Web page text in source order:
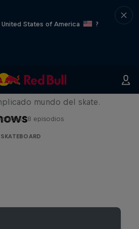
States of America
?
Forward
mundo del skate.
· 8 episodios
SKATEBOARD